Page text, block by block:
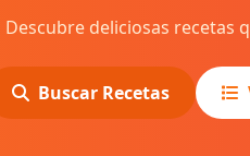
Descubre deliciosas recetas
Buscar Recetas